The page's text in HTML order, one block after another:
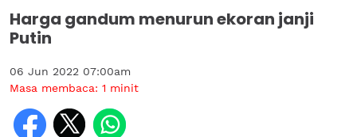
Harga gandum menurun ekoran janji
Putin
06 Jun 2022 07:00am
Masa membaca: 1 minit